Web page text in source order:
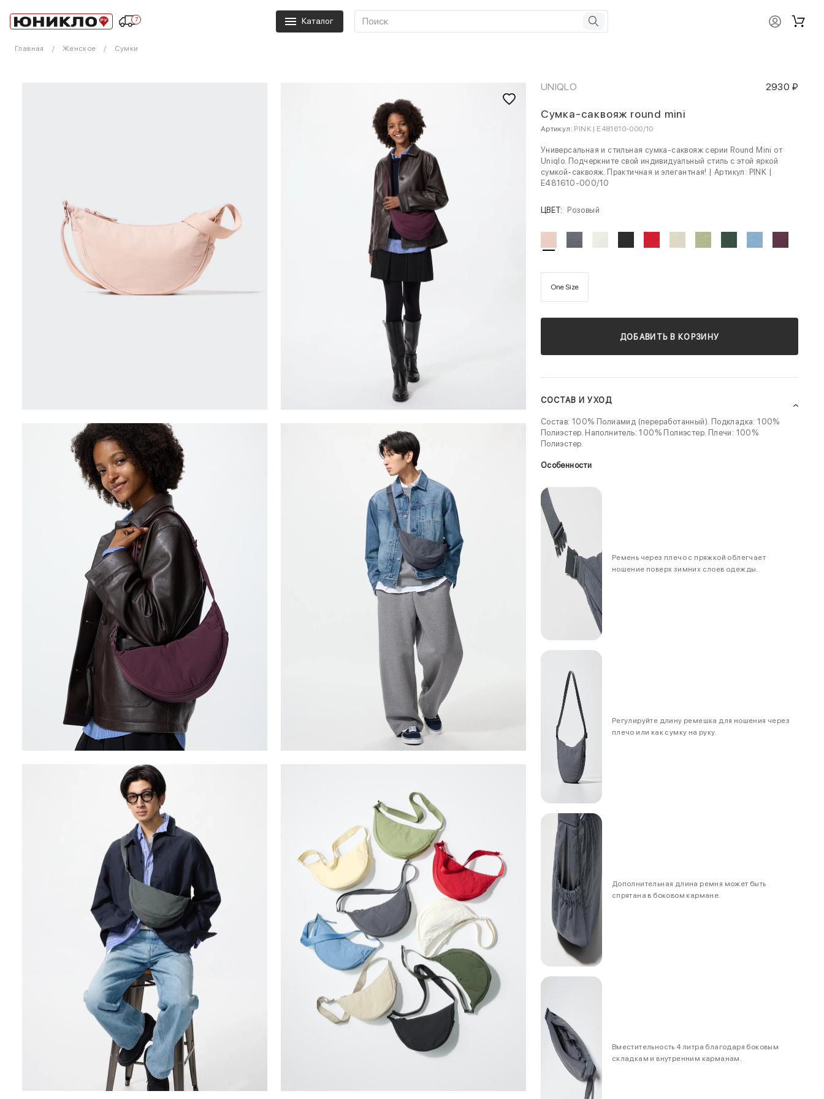
7 Каталог
Главная Женское Сумки
UNIQLO 2930 ₽
Сумка-саквояж round mini
Артикул: PINK | E481610-000/10
Универсальная и стильная сумка-саквояж серии Round Mini от
Uniqlo. Подчеркните свой индивидуальный стиль с этой яркой
сумкой-саквояж. Практичная и элегантная! | Артикул: PINK |
E481610-000/10
ЦВЕТ: Розовый
One Size
ДОБАВИТЬ В КОРЗИНУ
СОСТАВ И УХОД
Состав: 100% Полиамид (переработанный). Подкладка: 100%
Полиэстер. Наполнитель: 100% Полиэстер. Плечи: 100%
Полиэстер.
Особенности
Ремень через плечо с пряжкой облегчает
ношение поверх зимних слоев одежды.
Регулируйте длину ремешка для ношения через
плечо или как сумку на руку.
Дополнительная длина ремня может быть
спрятана в боковом кармане.
Вместительность 4 литра благодаря боковым
складкам и внутренним карманам.